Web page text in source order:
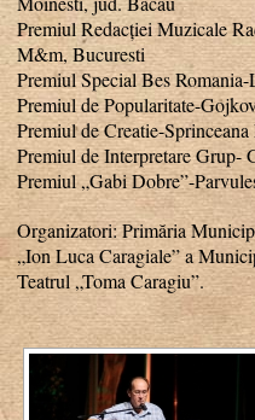
Premiul Redacției Muzicale
M&m, Bucuresti
Premiul Special Bes
Premiul de Popularitate-
Premiul de Creatie-
Premiul de Interpretare Grup-
Premiul „Gabi Dobre”-
Organizatori: Primăria
„Ion Luca Caragiale” a
Teatrul „Toma Caragiu”.